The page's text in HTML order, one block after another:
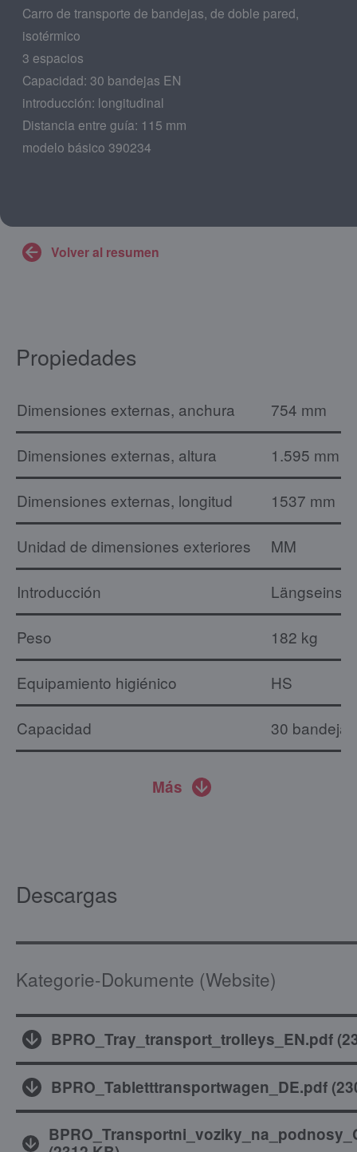
Carro de transporte de bandejas, de doble pared,
isotérmico
3 espacios
Capacidad: 30 bandejas EN
introducción: longitudinal
Distancia entre guía: 115 mm
modelo básico 390234
Volver al resumen
Propiedades
Dimensiones externas, anchura 754 mm
Dimensiones externas, altura 1.595 mm
Dimensiones externas, longitud 1537 mm
Unidad de dimensiones exteriores MM
Introducción
Peso 182 kg
Equipamiento higiénico HS
Capacidad 30
Más
Descargas
Kategorie-Dokumente (Website)
BPRO_Tray_transport_trolleys_EN.pdf (
BPRO_Tabletttransportwagen_DE.pdf (